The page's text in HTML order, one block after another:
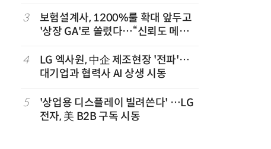
3
보험설계사, 1200%룰 확대 앞두고
'상장 GA'로 쏠렸다…“신뢰도 메리
4
LG 엑사원, 中企 제조현장 '전파'…
대기업과 협력사 AI 상생 시동
5
'상업용 디스플레이 빌려쓴다' …LG
전자, 美 B2B 구독 시동